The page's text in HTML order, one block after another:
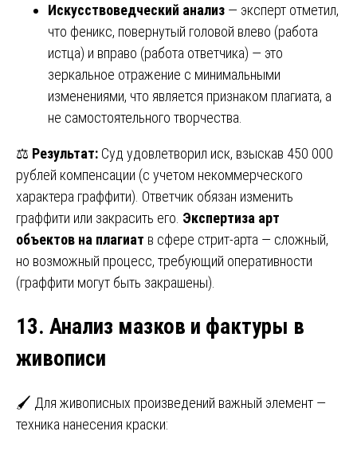
Искусствоведческий анализ — эксперт отметил,
что феникс, повернутый головой влево (работа
истца) и вправо (работа ответчика) — это
зеркальное отражение с минимальными
изменениями, что является признаком плагиата, а
не самостоятельного творчества.
⚖️ Результат: Суд удовлетворил иск, взыскав 450 000
рублей компенсации (с учетом некоммерческого
характера граффити). Ответчик обязан изменить
граффити или закрасить его. Экспертиза арт
объектов на плагиат в сфере стрит-арта — сложный,
но возможный процесс, требующий оперативности
(граффити могут быть закрашены).
13. Анализ мазков и фактуры в
живописи
🖌️ Для живописных произведений важный элемент —
техника нанесения краски: